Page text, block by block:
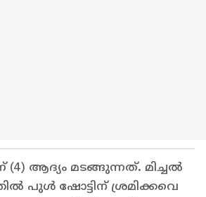
(4) ആദ്യം മടങ്ങുന്നത്. മിച്ചല്‍
പുള്‍ ഷോട്ടിന് ശ്രമിക്കവെ